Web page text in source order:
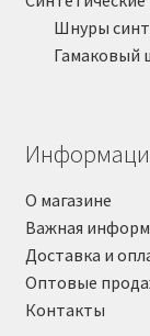
Шнуры
Гамаковый
О магазине
Важная
Доставка и
Оптовые
Контакты